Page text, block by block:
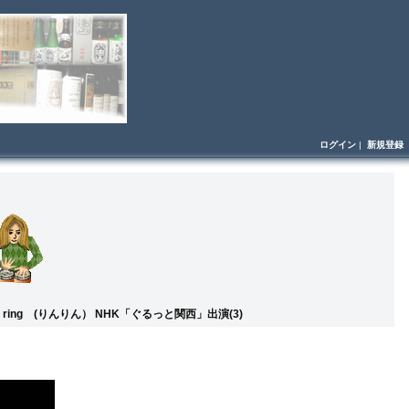
ログイン | 新規登録
(りんりん） NHK「ぐるっと関西」出演(3)